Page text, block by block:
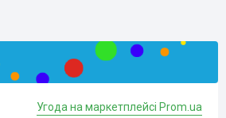
Угода на маркетплейсі Prom.ua